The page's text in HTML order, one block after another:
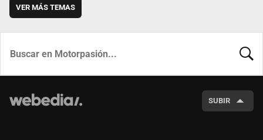
VER MÁS TEMAS
SUBIR